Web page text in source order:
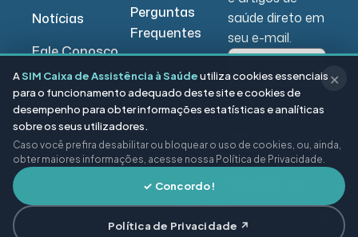
Notícias
Fale Conosco
Portal do
Beneficiário
Portal do
Prestador
Perguntas
Frequentes
saúde direto em
seu e-mail.
Enviar
ASIM Caixa de Assistência à Saúdeutiliza cookies essenciais
para o funcionamento adequado deste site e cookies de
desempenho para obter informações estatísticas e analíticas
sobre os seus utilizadores.
Caso você prefira desabilitar ou bloquear o uso de cookies, ou, ainda,
obter maiores informações, acesse nossa Política de Privacidade.
✓ Concordo!
Política de Privacidade ↗
✕